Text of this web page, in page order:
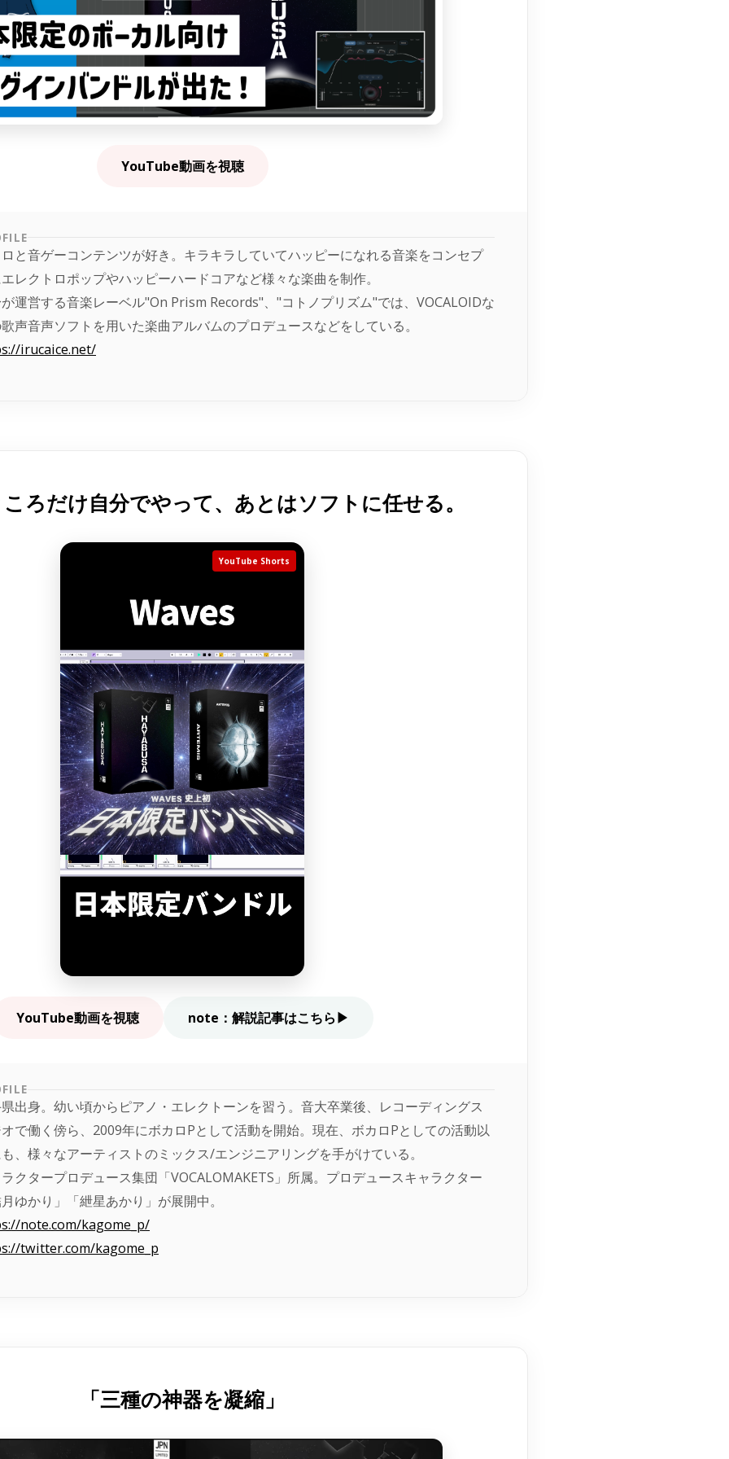
YouTube動画を視聴
と音ゲーコンテンツが好き。キラキラしていてハッピーになれる音楽をコンセプ
レクトロポップやハッピーハードコアなど様々な楽曲を制作。
運営する音楽レーベル"On Prism Records"、"コトノプリズム"では、VOCALOIDな
声音声ソフトを用いた楽曲アルバムのプロデュースなどをしている。
irucaice.net/
ろだけ自分でやって、あとはソフトに任せる。
YouTube動画を視聴 note：解説記事はこちら▶︎
出身。幼い頃からピアノ・エレクトーンを習う。音大卒業後、レコーディングス
で働く傍ら、2009年にボカロPとして活動を開始。現在、ボカロPとしての活動以
、様々なアーティストのミックス/エンジニアリングを手がけている。
クタープロデュース集団「VOCALOMAKETS」所属。プロデュースキャラクター
ゆかり」「紲星あかり」が展開中。
note.com/kagome_p/
twitter.com/kagome_p
「三種の神器を凝縮」